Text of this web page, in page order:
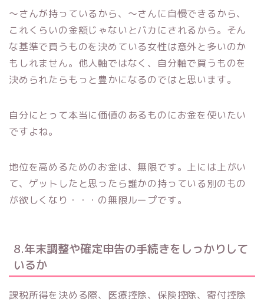
〜さんが持っているから、〜さんに自慢できるから、
これくらいの金額じゃないとバカにされるから。そん
な基準で買うものを決めている女性は意外と多いのか
もしれません。他人軸ではなく、自分軸で買うものを
決められたらもっと豊かになるのではと思います。
自分にとって本当に価値のあるものにお金を使いたい
ですよね。
地位を高めるためのお金は、無限です。上には上がい
て、ゲットしたと思ったら誰かの持っている別のもの
が欲しくなり・・・の無限ループです。
8.年末調整や確定申告の手続きをしっかりして
いるか
課税所得を決める際、医療控除、保険控除、寄付控除